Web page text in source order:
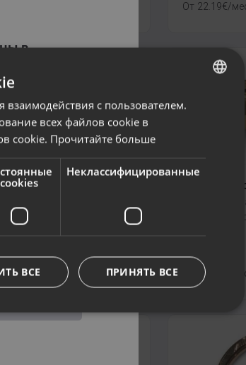
От 22.19€/
кольцо
24 месяца)
€
22.32€/мес.
Золотое
Rīga,
Состояние
(Гарантия
444.00
20.19 /
в
на
LATVIAN
с пользователем.
всех файлов cookie в
cookie. Прочитайте больше
cookies
Неклассифицированные
ПРИНЯТЬ ВСЕ
ВСЕ